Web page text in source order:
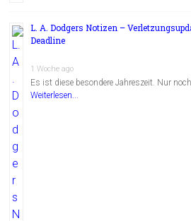
L. A. Dodgers Notizen –
Deadline
1 Woche ago
Es ist diese besondere Jahreszeit. Nur
Weiterlesen...